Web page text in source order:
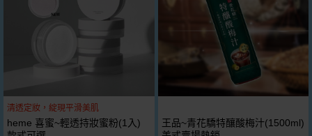
清透定妝，綻現平滑美肌
heme 喜蜜~輕透持妝蜜粉(1入)
王品~青花驕特釀酸梅汁(1500ml)